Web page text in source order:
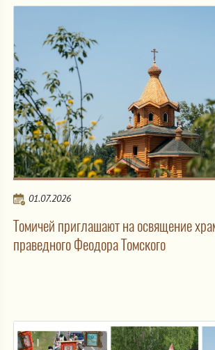
01.07.2026
Томичей приглашают на освящение
праведного Феодора Томского